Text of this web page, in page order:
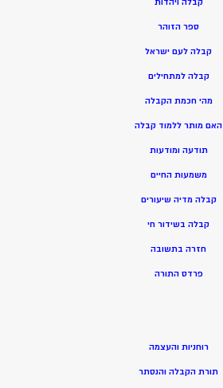
ספר הזוהר
קבלה לעם ישראל
קבלה למתחילים
מהי חכמת הקבלה
האם מותר ללמוד קבלה
תודעה ומודעות
משמעות החיים
קבלה מדיה שיעורים
קבלה בשידור חי
חזרה בתשובה
פרדס התורה
רוחניות והעצמה
תורת הקבלה והנסתר